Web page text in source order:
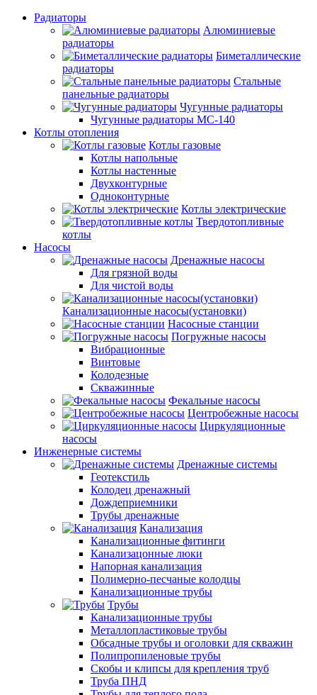
Радиаторы
Алюминиевые
радиаторы
Биметаллические
радиаторы
Стальные
панельные радиаторы
Чугунные радиаторы
Чугунные радиаторы МС-140
Котлы отопления
Котлы газовые
Котлы напольные
Котлы настенные
Двухконтурные
Одноконтурные
Котлы электрические
Твердотопливные
котлы
Насосы
Дренажные насосы
Для грязной воды
Для чистой воды
Канализационные насосы(установки)
Насосные станции
Погружные насосы
Вибрационные
Винтовые
Колодезные
Скважинные
Фекальные насосы
Центробежные насосы
Циркуляционные
насосы
Инженерные системы
Дренажные системы
Геотекстиль
Колодец дренажный
Дождеприемники
Трубы дренажные
Канализация
Канализационные фитинги
Канализацонные люки
Напорная канализация
Полимерно-песчаные колодцы
Канализационные трубы
Трубы
Канализационные трубы
Металлопластиковые трубы
Обсадные трубы и оголовки для скважин
Полипропиленовые трубы
Скобы и клипсы для крепления труб
Труба ПНД